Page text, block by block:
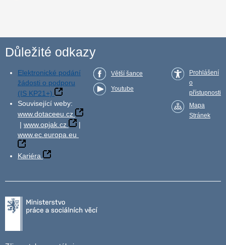
Důležité odkazy
Elektronické podání
žádosti o podporu
(IS KP21+)
Související weby:
www.dotaceeu.cz
| www.opjak.cz
|
www.ec.europa.eu
Kariéra
Větší šance
Youtube
Prohlášení
o
přístupnosti
Mapa
Stránek